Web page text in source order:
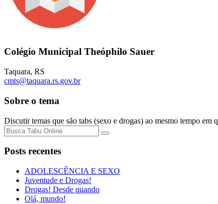
Colégio Municipal Theóphilo Sauer
Taquara, RS
cmts@taquara.rs.gov.br
Sobre o tema
Discutir temas que são tabs (sexo e drogas) ao mesmo tempo
Posts recentes
ADOLESCÊNCIA E SEXO
Juventude e Drogas!
Drogas! Desde quando
Olá, mundo!